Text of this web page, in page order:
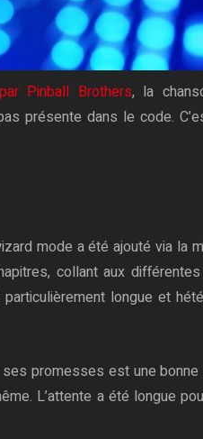
Pinball Brothers, la
présente dans le code.
mode a été ajouté via la
collant aux
longue et
promesses est une bonne
L’attente a été longue